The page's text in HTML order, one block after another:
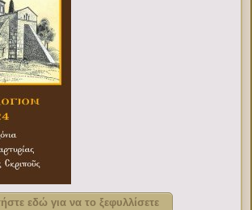
εδώ για να το ξεφυλλίσετε